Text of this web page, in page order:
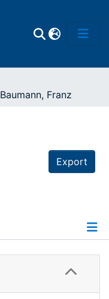
Baumann, Franz
Export